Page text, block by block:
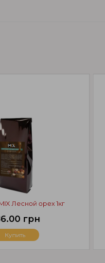
Лесной орех 1кг
грн
Купить